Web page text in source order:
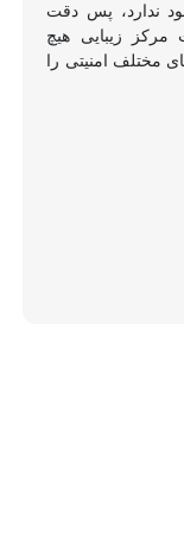
ندارد، پس دقت
زیبایی هیچ
مختلف امنیتی را